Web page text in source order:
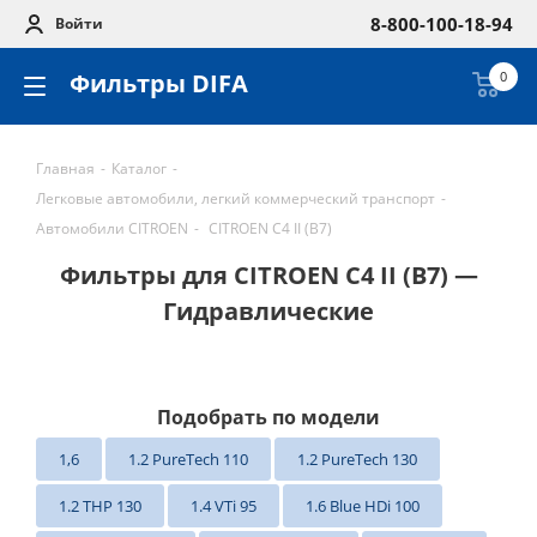
Войти 8-800-100-18-94
Фильтры DIFA 0
Главная - Каталог -
Легковые автомобили, легкий коммерческий транспорт -
Автомобили CITROEN - CITROEN C4 II (B7)
Фильтры для CITROEN C4 II (B7) —
Гидравлические
Подобрать по модели
1,6 1.2 PureTech 110 1.2 PureTech 130
1.2 THP 130 1.4 VTi 95 1.6 Blue HDi 100